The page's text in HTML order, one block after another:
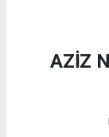
AZİZ